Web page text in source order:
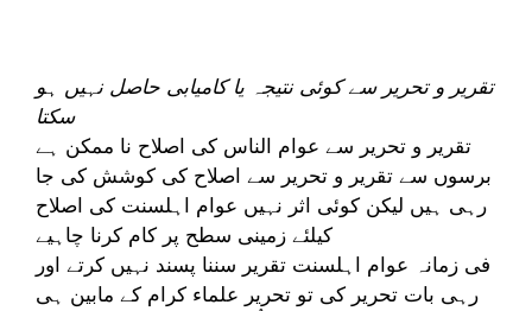
تقریر و تحریر سے کوئی نتیجہ یا کامیابی حاصل نہیں ہو
سکتا
تقریر و تحریر سے عوام الناس کی اصلاح نا ممکن ہے
برسوں سے تقریر و تحریر سے اصلاح کی کوشش کی جا
رہی ہیں لیکن کوئی اثر نہیں عوام اہلسنت کی اصلاح
کیلئے زمینی سطح پر کام کرنا چاہیے
فی زمانہ عوام اہلسنت تقریر سننا پسند نہیں کرتے اور
رہی بات تحریر کی تو تحریر علماء کرام کے مابین ہی